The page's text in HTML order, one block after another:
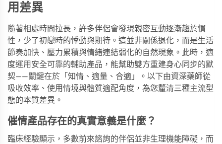
用差異
隨著相處時間拉長，許多伴侶會發現親密互動逐漸趨於慣
性，少了初戀時的悸動與期待。這並非關係退化，而是生活
節奏加快、壓力累積與情緒連結弱化的自然現象。此時，適
度運用安全可靠的輔助產品，能幫助雙方重建身心同步的默
契——關鍵在於「知情、適量、合適」。以下由資深藥師從
吸收效率、使用情境與體質適配角度，為您釐清三種主流型
態的本質差異。
催情產品存在的真實意義是什麼？
臨床經驗顯示，多數前來諮詢的伴侶並非生理機能障礙，而